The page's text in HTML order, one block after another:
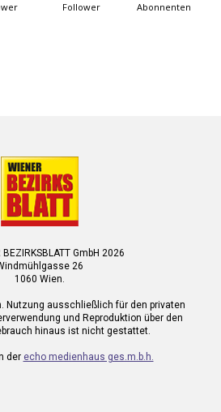
Follower Abonnenten
BEZIRKSBLATT GmbH 2026
26
1060 Wien.
Nutzung ausschließlich für den privaten
und Reproduktion über den
hinaus ist nicht gestattet.
der echo medienhaus ges.m.b.h.